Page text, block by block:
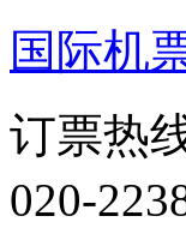
国际机
订票热
020-